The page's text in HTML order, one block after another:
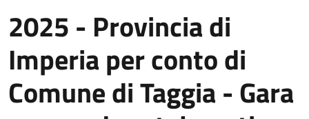
2025 - Provincia di
Imperia per conto di
Comune di Taggia - Gara